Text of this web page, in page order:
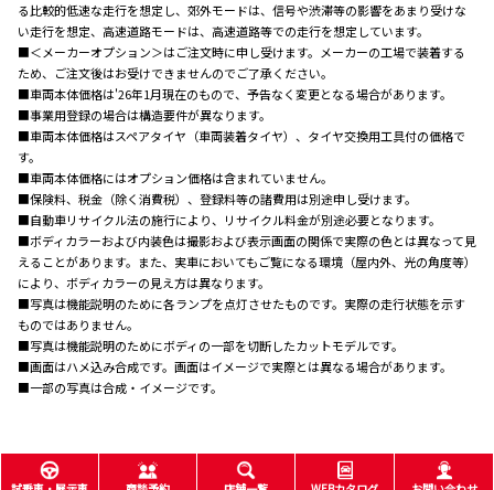
る比較的低速な走行を想定し、郊外モードは、信号や渋滞等の影響をあまり受けな
い走行を想定、高速道路モードは、高速道路等での走行を想定しています。
■＜メーカーオプション＞はご注文時に申し受けます。メーカーの工場で装着する
ため、ご注文後はお受けできませんのでご了承ください。
■車両本体価格は'26年1月現在のもので、予告なく変更となる場合があります。
■事業用登録の場合は構造要件が異なります。
■車両本体価格はスペアタイヤ（車両装着タイヤ）、タイヤ交換用工具付の価格で
す。
■車両本体価格にはオプション価格は含まれていません。
■保険料、税金（除く消費税）、登録料等の諸費用は別途申し受けます。
■自動車リサイクル法の施行により、リサイクル料金が別途必要となります。
■ボディカラーおよび内装色は撮影および表示画面の関係で実際の色とは異なって見
えることがあります。また、実車においてもご覧になる環境（屋内外、光の角度等）
により、ボディカラーの見え方は異なります。
■写真は機能説明のために各ランプを点灯させたものです。実際の走行状態を示す
ものではありません。
■写真は機能説明のためにボディの一部を切断したカットモデルです。
■画面はハメ込み合成です。画面はイメージで実際とは異なる場合があります。
■一部の写真は合成・イメージです。